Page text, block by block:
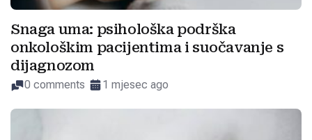
Snaga uma: psihološka podrška
onkološkim pacijentima i suočavanje s
dijagnozom
0 comments 1 mjesec ago